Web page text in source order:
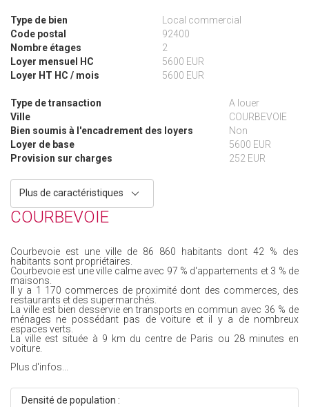
Type de bien
Local commercial
Code postal
92400
Nombre étages
2
Loyer mensuel HC
5600 EUR
Loyer HT HC / mois
5600 EUR
Type de transaction
A louer
Ville
COURBEVOIE
Bien soumis à l'encadrement des loyers
Non
Loyer de base
5600 EUR
Provision sur charges
252 EUR
Plus de caractéristiques
COURBEVOIE
Courbevoie est une ville de 86 860 habitants dont 42 % des
habitants sont propriétaires.
Courbevoie est une ville calme avec 97 % d'appartements et 3 % de
maisons.
Il y a 1 170 commerces de proximité dont des commerces, des
restaurants et des supermarchés.
La ville est bien desservie en transports en commun avec 36 % de
ménages ne possédant pas de voiture et il y a de nombreux
espaces verts.
La ville est située à 9 km du centre de Paris ou 28 minutes en
voiture.
Plus d'infos...
Densité de population :